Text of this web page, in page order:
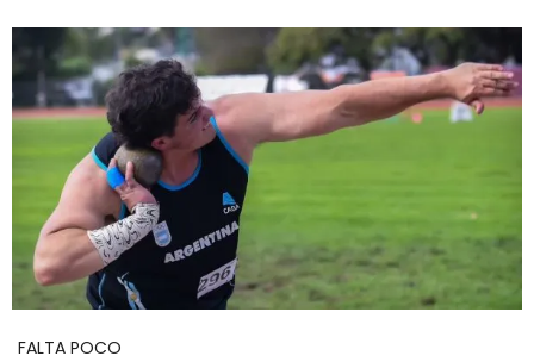
FALTA POCO